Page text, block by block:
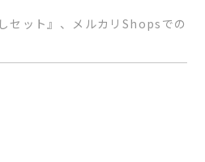
セット』、メルカリShopsでの